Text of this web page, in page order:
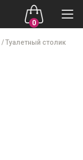
0
/ Туалетный столик